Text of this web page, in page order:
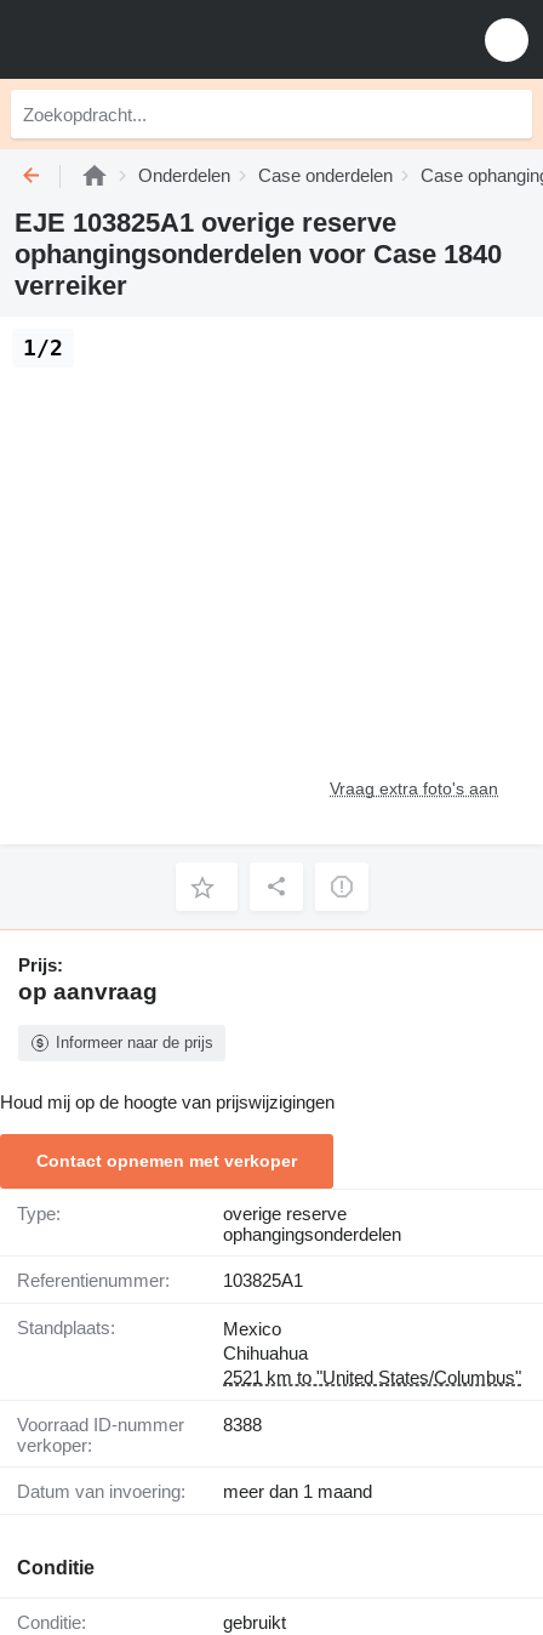
Onderdelen Case onderdelen Case
EJE 103825A1 overige reserve
ophangingsonderdelen voor Case 1840
verreiker
Vraag extra foto's aan
1/2
Prijs:
op aanvraag
Informeer naar de prijs
Houd mij op de hoogte van prijswijzigingen
Contact opnemen met verkoper
Type:
overige reserve
ophangingsonderdelen
Referentienummer: 103825A1
Standplaats:
Mexico
Chihuahua
2521 km to "United States/Columbus"
Voorraad ID-nummer
verkoper:
8388
Datum van invoering: meer dan 1 maand
Conditie
Conditie: gebruikt